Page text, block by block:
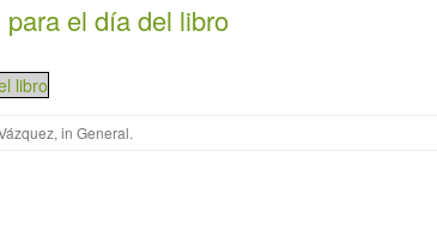
el día del libro
libro
, in General.